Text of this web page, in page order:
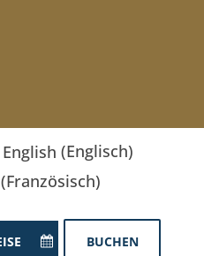
English (Englisch)
(Französisch)